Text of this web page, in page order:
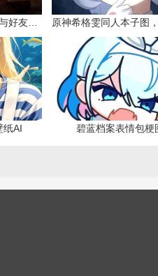
AI 碧蓝档案表情包梗